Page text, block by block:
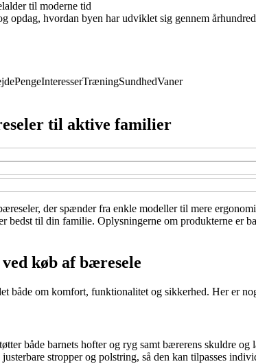
til moderne tid
opdag, hvordan byen har udviklet sig gennem
PengeInteresserTræningSundhedVaner
til aktive familier
der spænder fra enkle modeller til mere
bedst til din familie. Oplysningerne om produkterne
køb af bæresele
både om komfort, funktionalitet og sikkerhed. Her er
både barnets hofter og ryg samt bærerens skuldre
stropper og polstring, så den kan tilpasses